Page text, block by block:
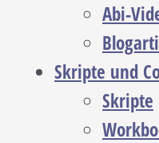
Abi-
Skripte und
Skripte